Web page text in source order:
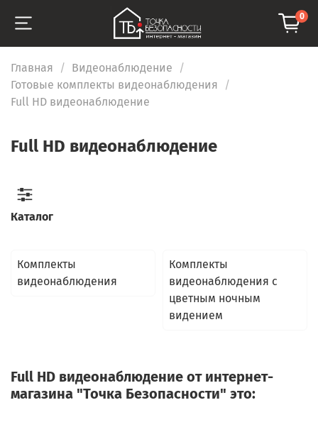
0
Главная
Видеонаблюдение
Готовые комплекты видеонаблюдения
Full HD видеонаблюдение
Full HD видеонаблюдение
Комплекты
видеонаблюдения
Комплекты
видеонаблюдения с
цветным ночным
видением
Full HD видеонаблюдение от интернет-
магазина "Точка Безопасности" это:
Каталог